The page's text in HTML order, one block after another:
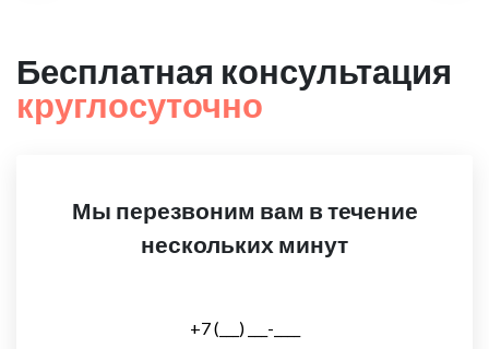
Бесплатная консультация
круглосуточно
Мы перезвоним вам в течение
нескольких минут